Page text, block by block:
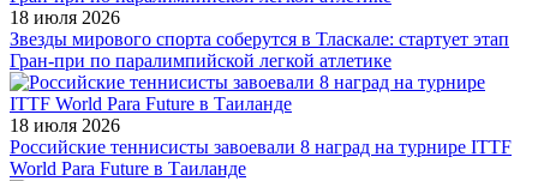
18 июля 2026
Звезды мирового спорта соберутся в Тласкале: стартует этап
Гран-при по паралимпийской легкой атлетике
18 июля 2026
Российские теннисисты завоевали 8 наград на турнире ITTF
World Para Future в Таиланде